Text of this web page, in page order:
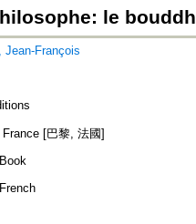
le
Jean-François
France [巴黎, 法國]